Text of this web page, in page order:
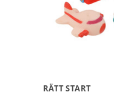
RÄTT START